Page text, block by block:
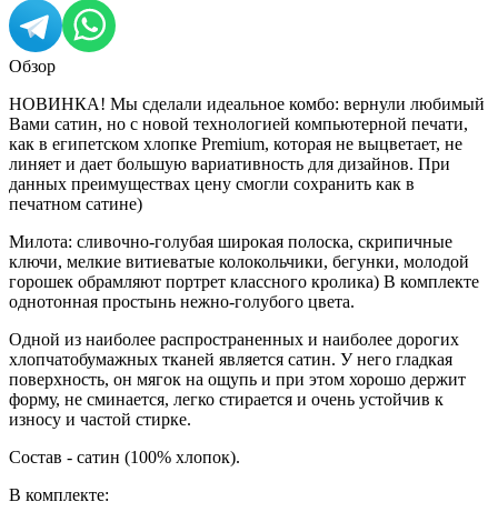
Обзор
НОВИНКА! Мы сделали идеальное комбо: вернули любимый
Вами сатин, но с новой технологией компьютерной печати,
как в египетском хлопке Premium, которая не выцветает, не
линяет и дает большую вариативность для дизайнов. При
данных преимуществах цену смогли сохранить как в
печатном сатине)
Милота: сливочно-голубая широкая полоска, скрипичные
ключи, мелкие витиеватые колокольчики, бегунки, молодой
горошек обрамляют портрет классного кролика) В комплекте
однотонная простынь нежно-голубого цвета.
Одной из наиболее распространенных и наиболее дорогих
хлопчатобумажных тканей является сатин. У него гладкая
поверхность, он мягок на ощупь и при этом хорошо держит
форму, не сминается, легко стирается и очень устойчив к
износу и частой стирке.
Состав - сатин (100% хлопок).
В комплекте: